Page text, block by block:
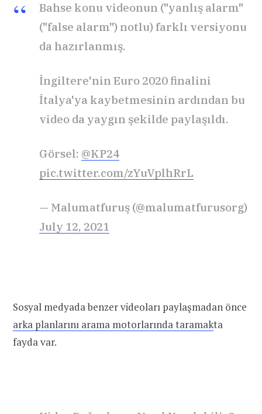
Bahse konu videonun ("yanlış alarm"
("false alarm") notlu) farklı versiyonu
da hazırlanmış.
İngiltere'nin Euro 2020 finalini
İtalya'ya kaybetmesinin ardından bu
video da yaygın şekilde paylaşıldı.
Görsel: @KP24
pic.twitter.com/zYuVplhRrL
— Malumatfuruş (@malumatfurusorg)
July 12, 2021
Sosyal medyada benzer videoları paylaşmadan önce
arka planlarını arama motorlarında taramakta
fayda var.